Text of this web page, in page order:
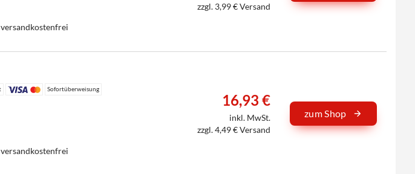
zzgl. 3,99 € Versand
Sofortüberweisung
16,93 €
inkl. MwSt.
zzgl. 4,49 € Versand
zum Shop